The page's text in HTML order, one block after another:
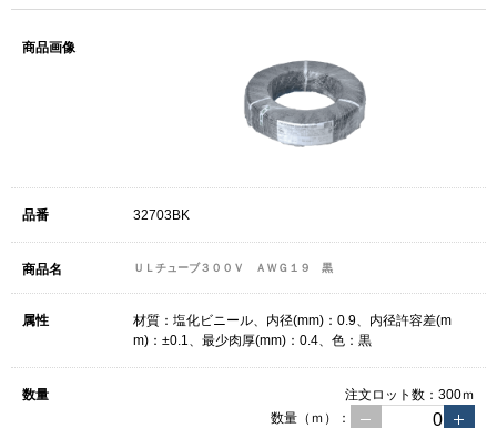
32703BK
ＵＬチューブ３００Ｖ ＡＷＧ１９ 黒
材質：塩化ビニール、内径(mm)：0.9、内径許容差(m
m)：±0.1、最少肉厚(mm)：0.4、色：黒
注文ロット数： 300ｍ
数量（ｍ）：